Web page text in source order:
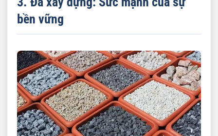
bền vững